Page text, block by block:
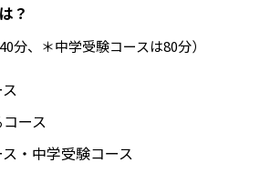
？
分、＊中学受験コースは80分）
ース
・中学受験コース